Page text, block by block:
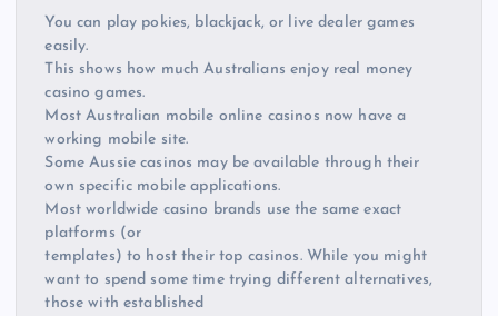
You can play pokies, blackjack, or live dealer games
easily.
This shows how much Australians enjoy real money
casino games.
Most Australian mobile online casinos now have a
working mobile site.
Some Aussie casinos may be available through their
own specific mobile applications.
Most worldwide casino brands use the same exact
platforms (or
templates) to host their top casinos. While you might
want to spend some time trying different alternatives,
those with established